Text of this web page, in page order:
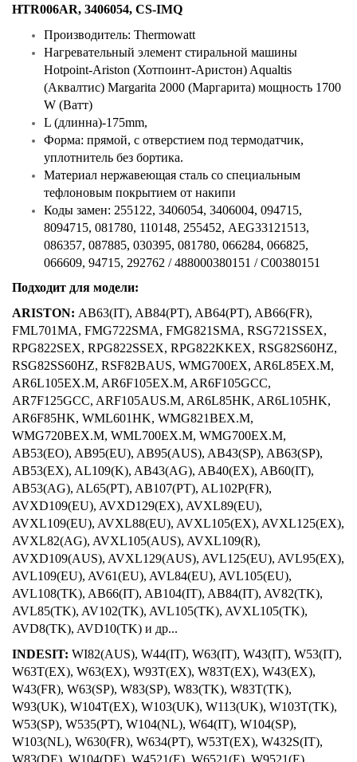
HTR006AR, 3406054, CS-IMQ
Производитель: Thermowatt
Нагревательный элемент стиральной машины
Hotpoint-Ariston (Хотпоинт-Аристон) Aqualtis
(Аквалтис) Margarita 2000 (Маргарита) мощность 1700
W (Ватт)
L (длинна)-175mm,
Форма: прямой, с отверстием под термодатчик,
уплотнитель без бортика.
Материал нержавеющая сталь со специальным
тефлоновым покрытием от накипи
Коды замен: 255122, 3406054, 3406004, 094715,
8094715, 081780, 110148, 255452, AEG33121513,
086357, 087885, 030395, 081780, 066284, 066825,
066609, 94715, 292762 / 488000380151 / C00380151
Подходит для модели:
ARISTON: AB63(IT), AB84(PT), AB64(PT), AB66(FR),
FML701MA, FMG722SMA, FMG821SMA, RSG721SSEX,
RPG822SEX, RPG822SSEX, RPG822KKEX, RSG82S60HZ,
RSG82SS60HZ, RSF82BAUS, WMG700EX, AR6L85EX.M,
AR6L105EX.M, AR6F105EX.M, AR6F105GCC,
AR7F125GCC, ARF105AUS.M, AR6L85HK, AR6L105HK,
AR6F85HK, WML601HK, WMG821BEX.M,
WMG720BEX.M, WML700EX.M, WMG700EX.M,
AB53(EO), AB95(EU), AB95(AUS), AB43(SP), AB63(SP),
AB53(EX), AL109(K), AB43(AG), AB40(EX), AB60(IT),
AB53(AG), AL65(PT), AB107(PT), AL102P(FR),
AVXD109(EU), AVXD129(EX), AVXL89(EU),
AVXL109(EU), AVXL88(EU), AVXL105(EX), AVXL125(EX),
AVXL82(AG), AVXL105(AUS), AVXL109(R),
AVXD109(AUS), AVXL129(AUS), AVL125(EU), AVL95(EX),
AVL109(EU), AV61(EU), AVL84(EU), AVL105(EU),
AVL108(TK), AB66(IT), AB104(IT), AB84(IT), AV82(TK),
AVL85(TK), AV102(TK), AVL105(TK), AVXL105(TK),
AVD8(TK), AVD10(TK) и др...
INDESIT: WI82(AUS), W44(IT), W63(IT), W43(IT), W53(IT),
W63T(EX), W63(EX), W93T(EX), W83T(EX), W43(EX),
W43(FR), W63(SP), W83(SP), W83(TK), W83T(TK),
W93(UK), W104T(EX), W103(UK), W113(UK), W103T(TK),
W53(SP), W535(PT), W104(NL), W64(IT), W104(SP),
W103(NL), W630(FR), W634(PT), W53T(EX), W432S(IT),
W83(DE), W104(DE), W4521(E), W6521(E), W9521(E),